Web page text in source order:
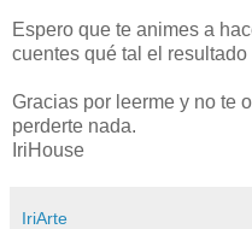
Espero que te animes a
cuentes qué tal el resultado
Gracias por leerme y no te
perderte nada.
IriHouse
IriArte